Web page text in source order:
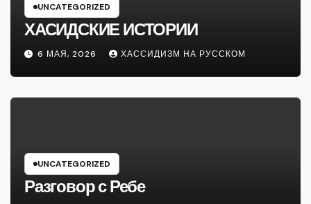
UNCATEGORIZED
ХАСИДСКИЕ ИСТОРИИ
6 МАЯ, 2026 ХАССИДИЗМ НА РУССКОМ
UNCATEGORIZED
Разговор с Ребе